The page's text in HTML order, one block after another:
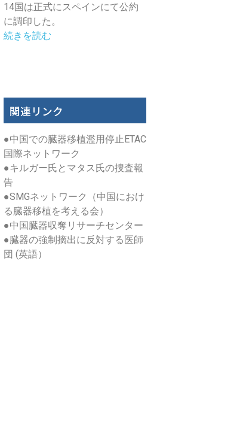
14国は正式にスペインにて公約
に調印した。
続きを読む
関連リンク
●中国での臓器移植濫用停止ETAC
国際ネットワーク
●キルガー氏とマタス氏の捜査報
告
●SMGネットワーク（中国におけ
る臓器移植を考える会）
●中国臓器収奪リサーチセンター
●臓器の強制摘出に反対する医師
団 (英語）